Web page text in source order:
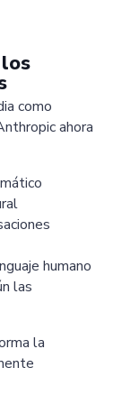
como
ahora
humano
las
la